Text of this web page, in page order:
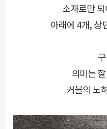
소재로만 되
아래에 4개, 상
의미는
커블의 노